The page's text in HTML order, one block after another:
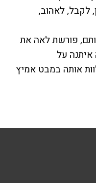
לקבל, לאהוב,
פורשת לאה את
על
אותה במבט אמיץ